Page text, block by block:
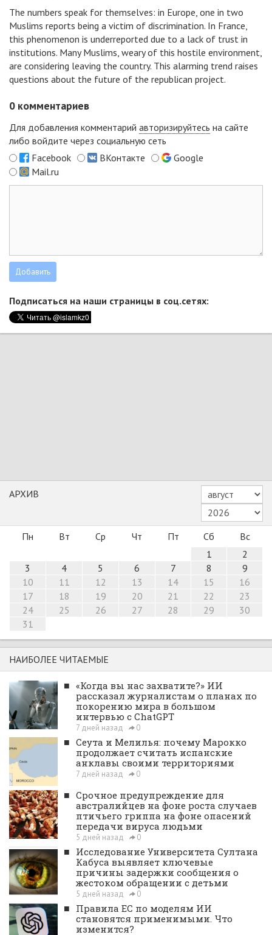
The numbers speak for themselves: in Europe, one in two
Muslims reports being a victim of discrimination. In France,
this phenomenon is underreported due to a lack of trust in
institutions. Many Muslims, weary of this hostile environment,
are considering leaving the country. This alarming trend raises
questions about the future of the republican project.
0 комментариев
Для добавления комментарий авторизируйтесь на сайте
либо войдите через социальную сеть
Facebook
ВКонтакте
Google
Mail.ru
Подписаться на наши страницы в соц.сетях:
АРХИВ
Пн Вт Ср Чт Пт Сб
Вс
1
2
3
4 5 6 7 8
9
10
11 12 13 14 15
16
17
18 19 20 21 22
23
24
25 26 27 28 29
30
31
НАИБОЛЕЕ ЧИТАЕМЫЕ
■ «Когда вы нас захватите?» ИИ
рассказал журналистам о планах по
покорению мира в большом
интервью с ChatGPT
7 дней назад 0
■ Сеута и Мелилья: почему Марокко
продолжает считать испанские
анклавы своими территориями
7 дней назад 0
■ Срочное предупреждение для
австралийцев на фоне роста случаев
птичьего гриппа на фоне опасений
передачи вируса людьми
5 дней назад 0
■ Исследование Университета Султана
Кабуса выявляет ключевые
причины задержки сообщения о
жестоком обращении с детьми
5 дней назад 0
■ Правила ЕС по моделям ИИ
становятся применимыми. Что
изменится?